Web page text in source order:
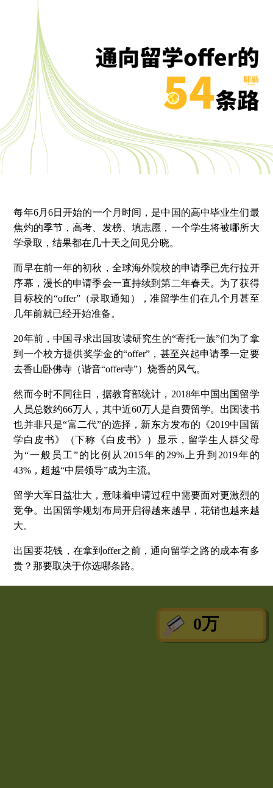
每年6月6日开始的一个月时间，是中国的高中毕业生们最
焦灼的季节，高考、发榜、填志愿，一个学生将被哪所大
学录取，结果都在几十天之间见分晓。
而早在前一年的初秋，全球海外院校的申请季已先行拉开
序幕，漫长的申请季会一直持续到第二年春天。为了获得
目标校的“offer”（录取通知），准留学生们在几个月甚至
几年前就已经开始准备。
20年前，中国寻求出国攻读研究生的“寄托一族”们为了拿
到一个校方提供奖学金的“offer”，甚至兴起申请季一定要
去香山卧佛寺（谐音“offer寺”）烧香的风气。
然而今时不同往日，据教育部统计，2018年中国出国留学
人员总数约66万人，其中近60万人是自费留学。出国读书
也并非只是“富二代”的选择，新东方发布的《2019中国留
学白皮书》（下称《白皮书》）显示，留学生人群父母
为“一般员工”的比例从2015年的29%上升到2019年的
43%，超越“中层领导”成为主流。
留学大军日益壮大，意味着申请过程中需要面对更激烈的
竞争。出国留学规划布局开启得越来越早，花销也越来越
大。
出国要花钱，在拿到offer之前，通向留学之路的成本有多
贵？那要取决于你选哪条路。
0万